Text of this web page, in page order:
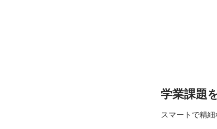
学業課題
スマートで精細